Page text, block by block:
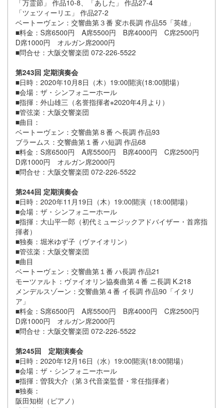
「万霊節」 作品10-8、「あした」 作品27-4
「ツェツィーリエ」 作品27-2
ベートーヴェン：交響曲第３番 変ホ長調 作品55「英雄」
■料金：S席6500円 A席5500円 B席4000円 C席2500円
D席1000円 オルガン席2000円
■問合せ：大阪交響楽団 072-226-5522
第243回 定期演奏会
■日時：2020年10月8日（木）19:00開演(18:00開場）
■会場：ザ・シンフォニーホール
■指揮：外山雄三（名誉指揮者※2020年4月より）
■管弦楽：大阪交響楽団
■曲目：
ベートーヴェン：交響曲第８番 ヘ長調 作品93
ブラームス：交響曲第１番 ハ短調 作品68
■料金：S席6500円 A席5500円 B席4000円 C席2500円
D席1000円 オルガン席2000円
■問合せ：大阪交響楽団 072-226-5522
第244回 定期演奏会
■日時：2020年11月19日（木）19:00開演（18:00開場）
■会場：ザ・シンフォニーホール
■指揮：大山平一郎（初代ミュージックアドバイザー・首席指
揮者）
■独奏：堀米ゆず子（ヴァイオリン）
■管弦楽：大阪交響楽団
■曲目
ベートーヴェン：交響曲第１番 ハ長調 作品21
モーツァルト：ヴァイオリン協奏曲第４番 ニ長調 K.218
メンデルスゾーン：交響曲第４番 イ長調 作品90「イタリ
ア」
■料金：S席6500円 A席5500円 B席4000円 C席2500円
D席1000円 オルガン席2000円
■問合せ：大阪交響楽団 072-226-5522
第245回 定期演奏会
■日時：2020年12月16日（水）19:00開演(18:00開場）
■会場：ザ・シンフォニーホール
■指揮：曽我大介（第３代音楽監督・常任指揮者）
■独奏：
阪田知樹（ピアノ）